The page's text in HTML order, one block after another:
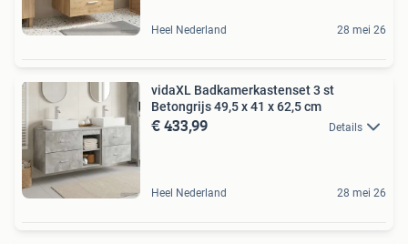
Heel Nederland 28 mei 26
vidaXL Badkamerkastenset 3 st
Betongrijs 49,5 x 41 x 62,5 cm
€ 433,99 Details
Heel Nederland 28 mei 26